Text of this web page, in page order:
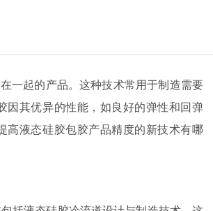
一起的产品。这种技术常用于制造需要
因其优异的性能，如良好的弹性和回弹
高液态硅胶包胶产品精度的新技术有哪